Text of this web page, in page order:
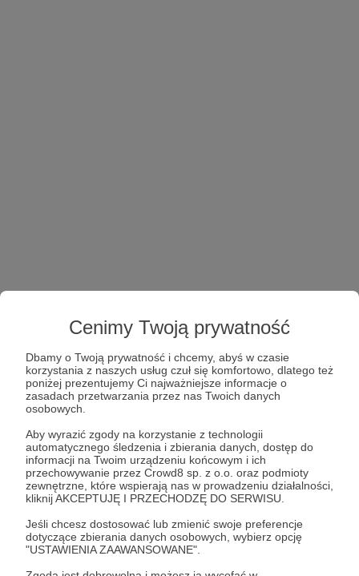
Cenimy Twoją prywatność
Dbamy o Twoją prywatność i chcemy, abyś w czasie
korzystania z naszych usług czuł się komfortowo, dlatego też
poniżej prezentujemy Ci najważniejsze informacje o
zasadach przetwarzania przez nas Twoich danych
osobowych.
Aby wyrazić zgody na korzystanie z technologii
automatycznego śledzenia i zbierania danych, dostęp do
informacji na Twoim urządzeniu końcowym i ich
przechowywanie przez Crowd8 sp. z o.o. oraz podmioty
zewnętrzne, które wspierają nas w prowadzeniu działalności,
kliknij AKCEPTUJĘ I PRZECHODZĘ DO SERWISU.
Jeśli chcesz dostosować lub zmienić swoje preferencje
dotyczące zbierania danych osobowych, wybierz opcję
"USTAWIENIA ZAAWANSOWANE".